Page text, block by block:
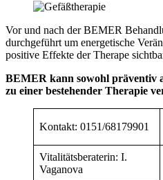
Vor und nach der BEMER
durchgeführt um energetische
positive Effekte der Therape
BEMER kann sowohl präventiv
zu einer bestehender Therapie
Kontakt: 0151/68179901
Vitalitätsberaterin: I.
Vaganova